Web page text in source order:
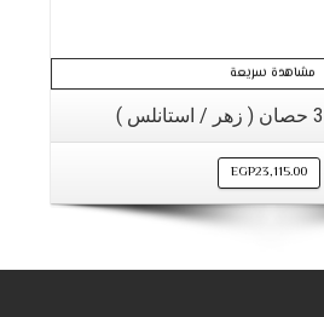
مشاهدة سريعة
EGP23,115.00